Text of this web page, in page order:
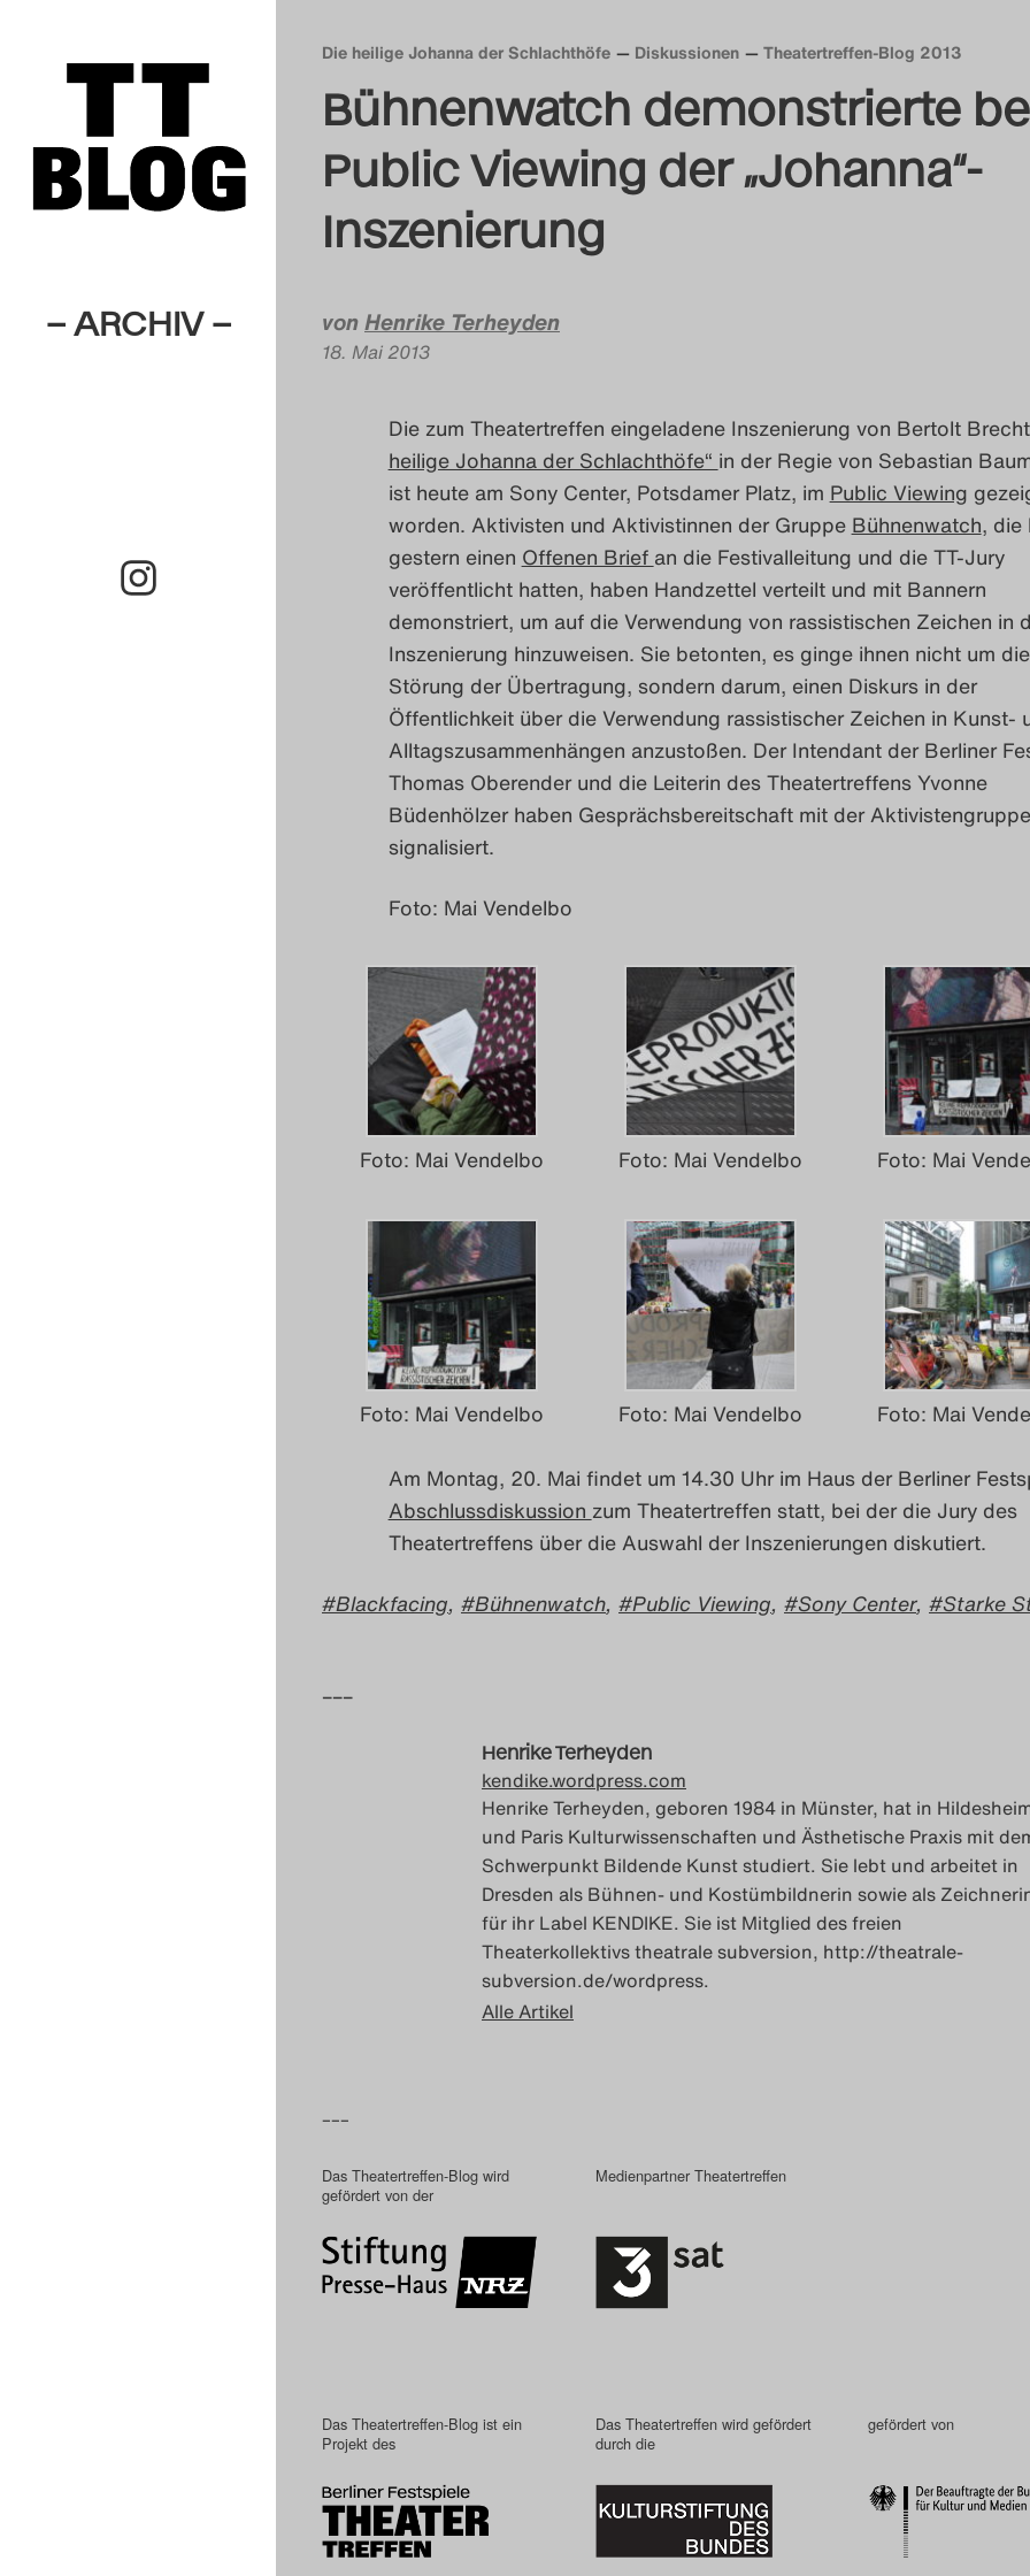
– ARCHIV –
Die heilige Johanna der Schlachthöfe Diskussionen Theatertreffen-Blog 2013
Bühnenwatch demonstrierte
Public Viewing der „Johanna“-
Inszenierung
vonHenrike Terheyden
18. Mai 2013
Die zum Theatertreffen eingeladene Inszenierung von Bertolt
heilige Johanna der Schlachthöfe“ in der Regie von Sebastian
ist heute am Sony Center, Potsdamer Platz, im Public Viewing
worden. Aktivisten und Aktivistinnen der Gruppe Bühnenwatch, die
gestern einen Offenen Brief an die Festivalleitung und die TT-Jury
veröffentlicht hatten, haben Handzettel verteilt und mit Bannern
demonstriert, um auf die Verwendung von rassistischen Zeichen in
Inszenierung hinzuweisen. Sie betonten, es ginge ihnen nicht um die
Störung der Übertragung, sondern darum, einen Diskurs in der
Öffentlichkeit über die Verwendung rassistischer Zeichen in Kunst-
Alltagszusammenhängen anzustoßen. Der Intendant der Berliner
Thomas Oberender und die Leiterin des Theatertreffens Yvonne
Büdenhölzer haben Gesprächsbereitschaft mit der Aktivistengruppe
signalisiert.
Foto: Mai Vendelbo
Foto: Mai Vendelbo Foto: Mai Vendelbo Foto: Mai
Foto: Mai Vendelbo Foto: Mai Vendelbo Foto: Mai
Am Montag, 20. Mai findet um 14.30 Uhr im Haus der Berliner
Abschlussdiskussion zum Theatertreffen statt, bei der die Jury des
Theatertreffens über die Auswahl der Inszenierungen diskutiert.
Blackfacing, Bühnenwatch, Public Viewing, Sony Center, Starke
–––
Henrike Terheyden
kendike.wordpress.com
Henrike Terheyden, geboren 1984 in Münster, hat in
und Paris Kulturwissenschaften und Ästhetische Praxis mit
Schwerpunkt Bildende Kunst studiert. Sie lebt und arbeitet in
Dresden als Bühnen- und Kostümbildnerin sowie als
für ihr Label KENDIKE. Sie ist Mitglied des freien
Theaterkollektivs theatrale subversion, http://theatrale-
subversion.de/wordpress.
Alle Artikel
–––
Das Theatertreffen-Blog wird
gefördert von der
Medienpartner Theatertreffen
Das Theatertreffen-Blog ist ein
Projekt des
Das Theatertreffen wird gefördert
durch die
gefördert von